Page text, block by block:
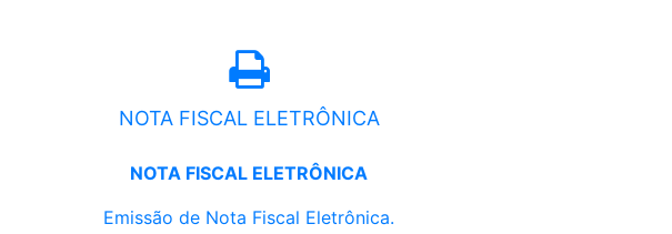
NOTA FISCAL ELETRÔNICA
NOTA FISCAL ELETRÔNICA
Emissão de Nota Fiscal Eletrônica.